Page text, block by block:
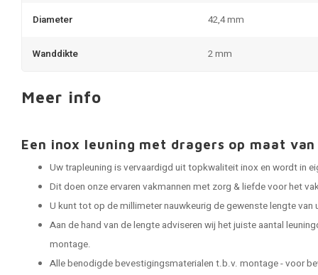
Diameter 42,4 mm
Wanddikte 2 mm
Meer info
Een inox leuning met dragers op maat van
Uw trapleuning is vervaardigd uit topkwaliteit inox en wordt in
Dit doen onze ervaren vakmannen met zorg & liefde voor het
U kunt tot op de millimeter nauwkeurig de gewenste lengte van
Aan de hand van de lengte adviseren wij het juiste aantal
montage.
Alle benodigde bevestigingsmaterialen t.b.v. montage - voor